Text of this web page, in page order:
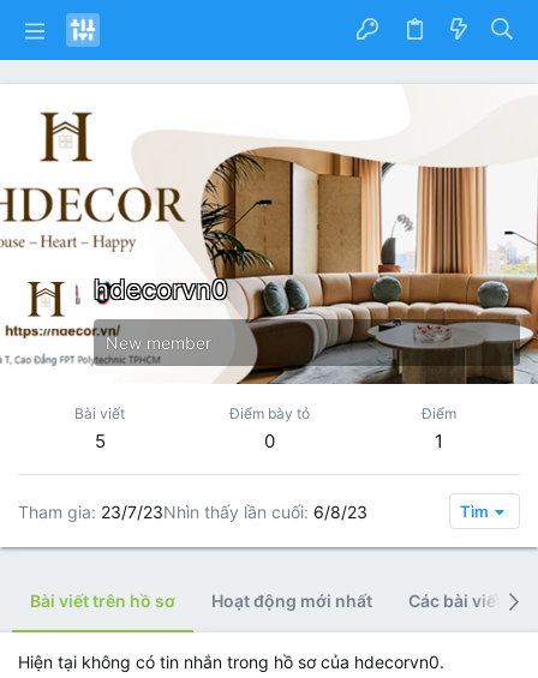
hdecorvn0
New member
Bài viết
5
Điểm bày tỏ
0
Điểm
1
Tham gia 23/7/23Nhìn thấy lần cuối 6/8/23 Tìm
Bài viết trên hồ sơ Hoạt động mới nhất Các bài viết
Hiện tại không có tin nhắn trong hồ sơ của hdecorvn0.